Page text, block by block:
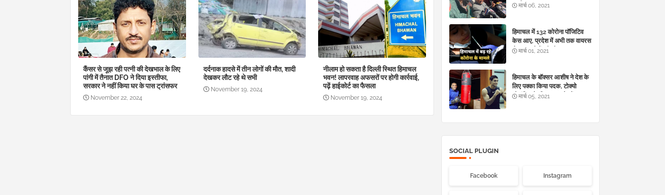
कैंसर से जूझ रही पत्नी की देखभाल के लिए
पांगी में तैनात DFO ने दिया इस्तीफा,
सरकार ने नहीं किया घर के पास ट्रांसफर
November 22, 2024
दर्दनाक हादसे में तीन लोगों की मौत, शादी
देखकर लौट रहे थे सभी
November 19, 2024
नीलाम हो सकता है दिल्ली स्थित हिमाचल
भवन! लापरवाह अफसरों पर होगी कार्रवाई,
पढ़ें हाईकोर्ट का फैसला
November 19, 2024
‘तारीफ’
मार्च 06, 2021
हिमाचल में 132 कोरोना पॉजिटिव
केस आए, प्रदेश में अभी तक वायरस
से 983 लोगों की मौत
मार्च 01, 2021
हिमाचल के बॉक्सर आशीष ने देश के
लिए पक्का किया पदक, टोक्यो
ओलंपिक के लिए कर चुके हैं
मार्च 05, 2021
SOCIAL PLUGIN
Facebook Instagram